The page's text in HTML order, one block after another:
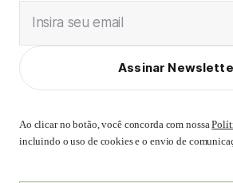
Insira seu email
Assinar
Ao clicar no botão, você concorda com nossa
incluindo o uso de cookies e o envio de